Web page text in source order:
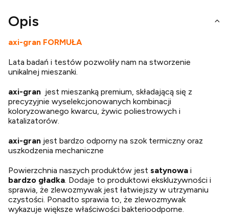
Opis
axi-gran FORMUŁA
Lata badań i testów pozwoliły nam na stworzenie
unikalnej mieszanki.
axi-gran jest mieszanką premium, składającą się z
precyzyjnie wyselekcjonowanych kombinacji
koloryzowanego kwarcu, żywic poliestrowych i
katalizatorów.
axi-gran jest bardzo odporny na szok termiczny oraz
uszkodzenia mechaniczne
Powierzchnia naszych produktów jest satynowa i
bardzo gładka. Dodaje to produktowi ekskluzywności i
sprawia, że zlewozmywak jest łatwiejszy w utrzymaniu
czystości. Ponadto sprawia to, że zlewozmywak
wykazuje większe właściwości bakterioodporne.